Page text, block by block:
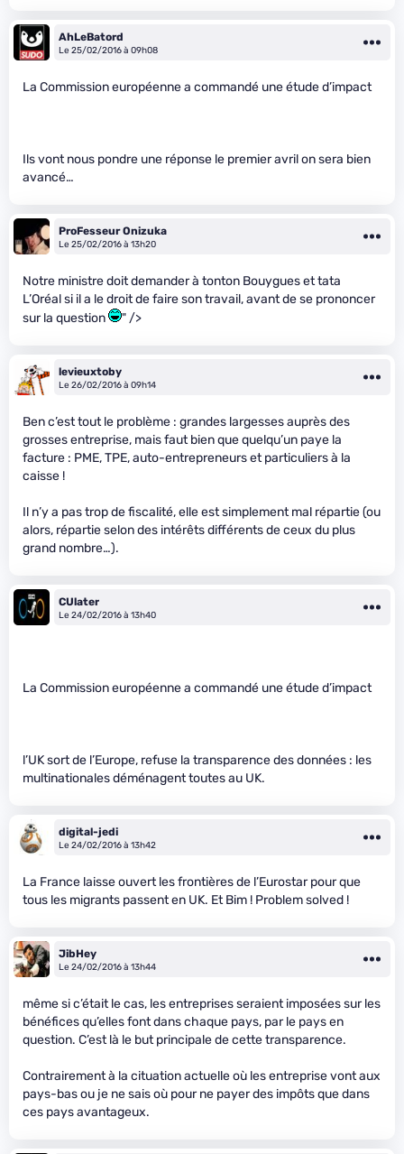
AhLeBatord
Le 25/02/2016 à 09h08
La Commission européenne a commandé une étude d’impact
Ils vont nous pondre une réponse le premier avril on sera bien
avancé…
ProFesseur Onizuka
Le 25/02/2016 à 13h20
Notre ministre doit demander à tonton Bouygues et tata
L’Oréal si il a le droit de faire son travail, avant de se prononcer
sur la question
" />
levieuxtoby
Le 26/02/2016 à 09h14
Ben c’est tout le problème : grandes largesses auprès des
grosses entreprise, mais faut bien que quelqu’un paye la
facture : PME, TPE, auto-entrepreneurs et particuliers à la
caisse !
Il n’y a pas trop de fiscalité, elle est simplement mal répartie (ou
alors, répartie selon des intérêts différents de ceux du plus
grand nombre…).
CUlater
Le 24/02/2016 à 13h40
La Commission européenne a commandé une étude d’impact
l’UK sort de l’Europe, refuse la transparence des données : les
multinationales déménagent toutes au UK.
digital-jedi
Le 24/02/2016 à 13h42
La France laisse ouvert les frontières de l’Eurostar pour que
tous les migrants passent en UK. Et Bim ! Problem solved !
JibHey
Le 24/02/2016 à 13h44
même si c’était le cas, les entreprises seraient imposées sur les
bénéfices qu’elles font dans chaque pays, par le pays en
question. C’est là le but principale de cette transparence.
Contrairement à la cituation actuelle où les entreprise vont aux
pays-bas ou je ne sais où pour ne payer des impôts que dans
ces pays avantageux.